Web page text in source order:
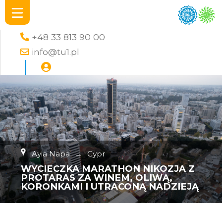
+48 33 813 90 00
info@tu1.pl
Ayia Napa → Cypr
WYCIECZKA MARATHON NIKOZJA Z
PROTARAS ZA WINEM, OLIWĄ,
KORONKAMI I UTRACONĄ NADZIEJĄ